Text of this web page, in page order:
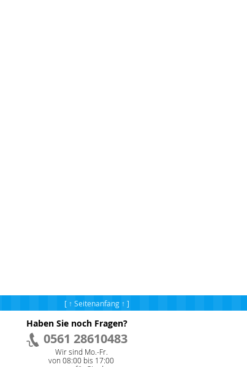
[ ↑ Seitenanfang ↑ ]
Haben Sie noch Fragen?
0561 28610483
Wir sind Mo.-Fr.
von 08:00 bis 17:00